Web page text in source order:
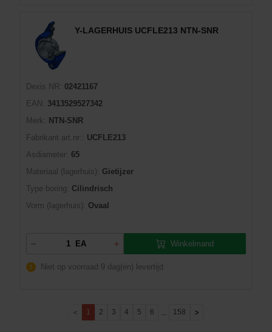
Y-LAGERHUIS UCFLE213 NTN-SNR
Dexis NR:
02421167
EAN:
3413529527342
Merk:
NTN-SNR
Fabrikant art.nr::
UCFLE213
Asdiameter: 65
Materiaal (lagerhuis):
Gietijzer
Type boring:
Cilindrisch
Vorm (lagerhuis):
Ovaal
EA Winkelmand
Niet op voorraad 9 dag(en) levertijd
1 2 3 4 5 6 ... 158